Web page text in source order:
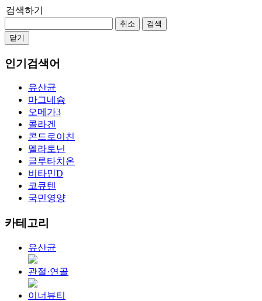
검색하기
취소
검색
닫기
인기검색어
유산균
마그네슘
오메가3
콜라겐
콘드로이친
멜라토닌
글루타치온
비타민D
코큐텐
국민영양
카테고리
유산균
관절·연골
이너뷰티